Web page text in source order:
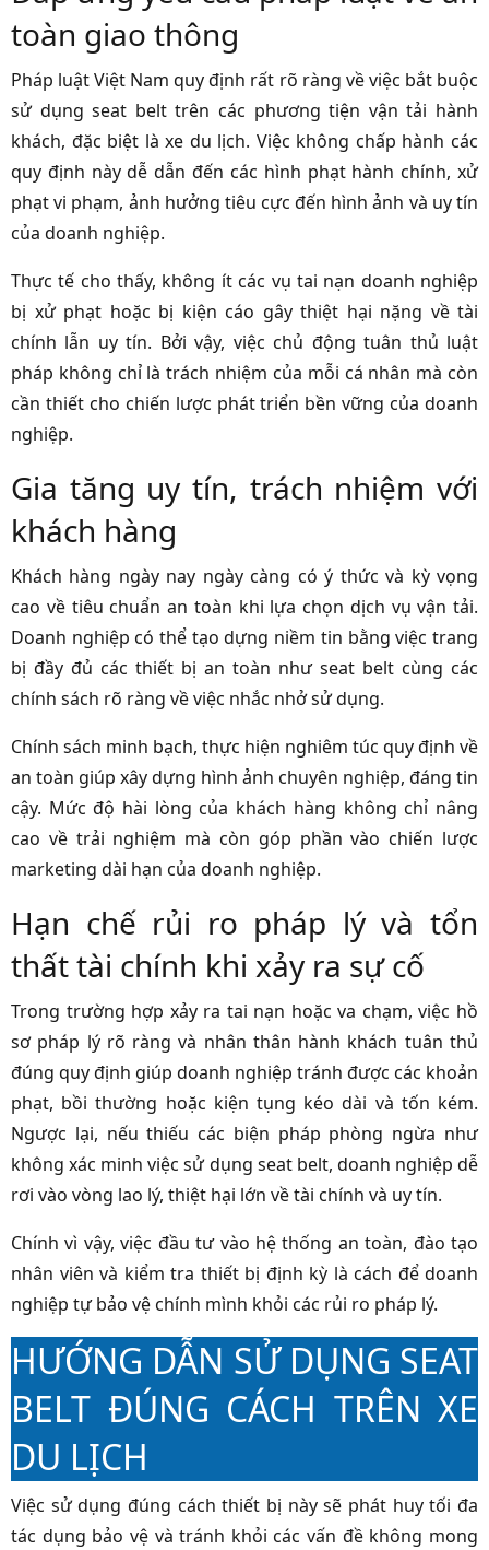
toàn giao thông
Pháp luật Việt Nam quy định rất rõ ràng về việc bắt buộc
sử dụng seat belt trên các phương tiện vận tải hành
khách, đặc biệt là xe du lịch. Việc không chấp hành các
quy định này dễ dẫn đến các hình phạt hành chính, xử
phạt vi phạm, ảnh hưởng tiêu cực đến hình ảnh và uy tín
của doanh nghiệp.
Thực tế cho thấy, không ít các vụ tai nạn doanh nghiệp
bị xử phạt hoặc bị kiện cáo gây thiệt hại nặng về tài
chính lẫn uy tín. Bởi vậy, việc chủ động tuân thủ luật
pháp không chỉ là trách nhiệm của mỗi cá nhân mà còn
cần thiết cho chiến lược phát triển bền vững của doanh
nghiệp.
Gia tăng uy tín, trách nhiệm với
khách hàng
Khách hàng ngày nay ngày càng có ý thức và kỳ vọng
cao về tiêu chuẩn an toàn khi lựa chọn dịch vụ vận tải.
Doanh nghiệp có thể tạo dựng niềm tin bằng việc trang
bị đầy đủ các thiết bị an toàn như seat belt cùng các
chính sách rõ ràng về việc nhắc nhở sử dụng.
Chính sách minh bạch, thực hiện nghiêm túc quy định về
an toàn giúp xây dựng hình ảnh chuyên nghiệp, đáng tin
cậy. Mức độ hài lòng của khách hàng không chỉ nâng
cao về trải nghiệm mà còn góp phần vào chiến lược
marketing dài hạn của doanh nghiệp.
Hạn chế rủi ro pháp lý và tổn
thất tài chính khi xảy ra sự cố
Trong trường hợp xảy ra tai nạn hoặc va chạm, việc hồ
sơ pháp lý rõ ràng và nhân thân hành khách tuân thủ
đúng quy định giúp doanh nghiệp tránh được các khoản
phạt, bồi thường hoặc kiện tụng kéo dài và tốn kém.
Ngược lại, nếu thiếu các biện pháp phòng ngừa như
không xác minh việc sử dụng seat belt, doanh nghiệp dễ
rơi vào vòng lao lý, thiệt hại lớn về tài chính và uy tín.
Chính vì vậy, việc đầu tư vào hệ thống an toàn, đào tạo
nhân viên và kiểm tra thiết bị định kỳ là cách để doanh
nghiệp tự bảo vệ chính mình khỏi các rủi ro pháp lý.
HƯỚNG DẪN SỬ DỤNG SEAT
BELT ĐÚNG CÁCH TRÊN XE
DU LỊCH
Việc sử dụng đúng cách thiết bị này sẽ phát huy tối đa
tác dụng bảo vệ và tránh khỏi các vấn đề không mong